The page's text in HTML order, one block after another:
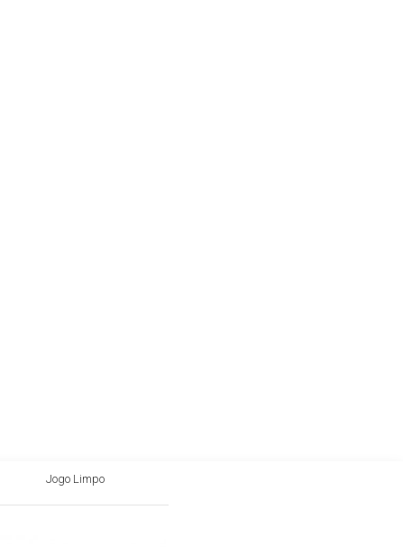
Jogo Limpo